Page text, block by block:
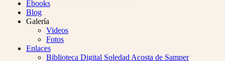
Ebooks
Blog
Galería
Videos
Fotos
Enlaces
Biblioteca Digital Soledad Acosta de Samper